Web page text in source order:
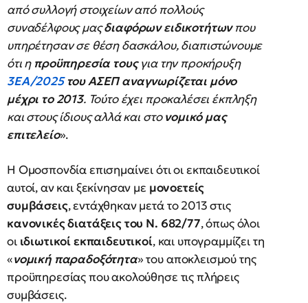
από συλλογή στοιχείων από πολλούς
συναδέλφους μαςδιαφόρων ειδικοτήτωνπου
υπηρέτησαν σε θέση δασκάλου, διαπιστώνουμε
ότι η προϋπηρεσία τουςγια την προκήρυξη
3ΕΑ/2025του ΑΣΕΠ αναγνωρίζεται μόνο
μέχρι το 2013. Τούτο έχει προκαλέσει έκπληξη
και στους ίδιους αλλά και στονομικό μας
επιτελείο».
Η Ομοσπονδία επισημαίνει ότι οι εκπαιδευτικοί
αυτοί, αν και ξεκίνησαν με μονοετείς
συμβάσεις, εντάχθηκαν μετά το 2013 στις
κανονικές διατάξεις του Ν. 682/77, όπως όλοι
οιιδιωτικοί εκπαιδευτικοί, και υπογραμμίζει τη
«νομική παραδοξότητα» του αποκλεισμού της
προϋπηρεσίας που ακολούθησε τις πλήρεις
συμβάσεις.